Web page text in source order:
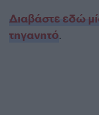
Διαβάστε εδώ
τηγανητό.